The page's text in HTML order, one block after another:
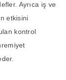
Ayrıca iş ve
etkisini
kontrol